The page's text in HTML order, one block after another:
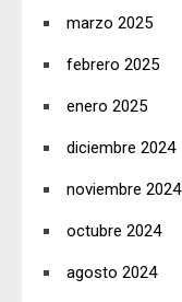
marzo 2025
febrero 2025
enero 2025
diciembre 2024
noviembre 2024
octubre 2024
agosto 2024